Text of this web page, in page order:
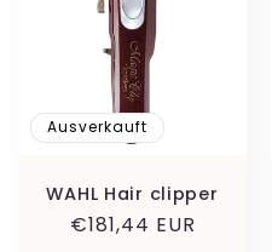
Ausverkauft
WAHL Hair clipper
Normaler
€181,44 EUR